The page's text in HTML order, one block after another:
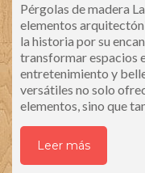
Pérgolas de madera
elementos
la historia por su
transformar espacios
entretenimiento y
versátiles no solo
elementos, sino que
Leer más